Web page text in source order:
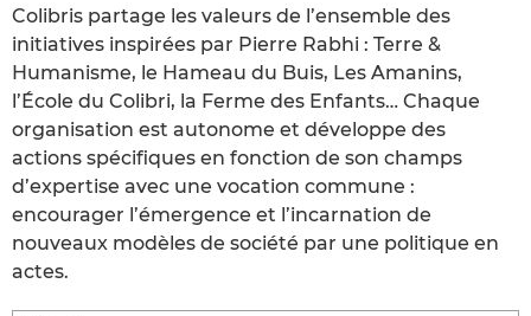
Colibris partage les valeurs de l’ensemble des
initiatives inspirées par Pierre Rabhi : Terre &
Humanisme, le Hameau du Buis, Les Amanins,
l’École du Colibri, la Ferme des Enfants… Chaque
organisation est autonome et développe des
actions spécifiques en fonction de son champs
d’expertise avec une vocation commune :
encourager l’émergence et l’incarnation de
nouveaux modèles de société par une politique en
actes.